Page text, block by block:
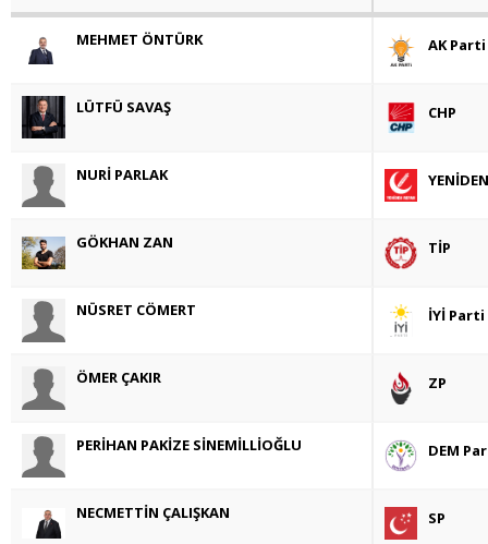
MEHMET ÖNTÜRK AK Parti
LÜTFÜ SAVAŞ CHP
NURİ PARLAK
GÖKHAN ZAN TİP
NÜSRET CÖMERT İYİ Parti
ÖMER ÇAKIR ZP
PERİHAN PAKİZE SİNEMİLLİOĞLU DEM
NECMETTİN ÇALIŞKAN SP